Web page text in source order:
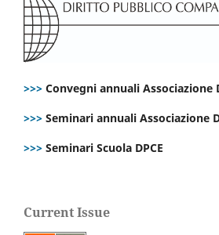
>>> Convegni annuali Associazione
>>> Seminari annuali Associazione
>>> Seminari Scuola DPCE
Current Issue